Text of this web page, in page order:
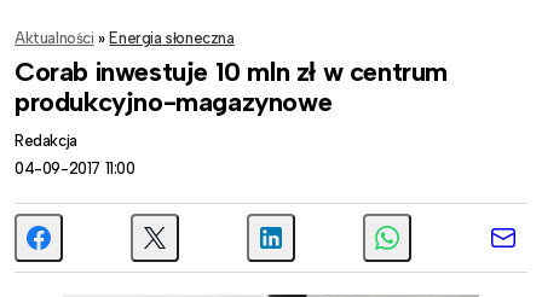
Aktualności » Energia słoneczna
Corab inwestuje 10 mln zł w centrum
produkcyjno-magazynowe
Redakcja
04-09-2017 11:00